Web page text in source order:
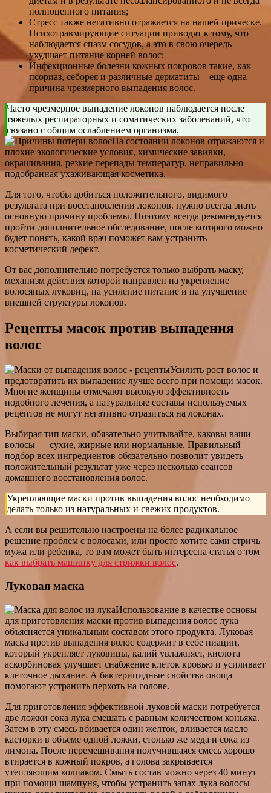
полноценного питания;
Стресс также негативно отражается на нашей прическе.
Психотравмирующие ситуации приводят к тому, что
наблюдается спазм сосудов, а это в свою очередь
ухудшает питание корней волос;
Инфекционные болезни кожных покровов такие, как
псориаз, себорея и различные дерматиты – еще одна
причина чрезмерного выпадения волос.
Часто чрезмерное выпадение локонов наблюдается после
тяжелых респираторных и соматических заболеваний, что
связано с общим ослаблением организма.
На состоянии локонов отражаются и
плохие экологические условия, химические завивки,
окрашивания, резкие перепады температур, неправильно
подобранная ухаживающая косметика.
Для того, чтобы добиться положительного, видимого
результата при восстановлении локонов, нужно всегда знать
основную причину проблемы. Поэтому всегда рекомендуется
пройти дополнительное обследование, после которого можно
будет понять, какой врач поможет вам устранить
косметический дефект.
От вас дополнительно потребуется только выбрать маску,
механизм действия которой направлен на укрепление
волосяных луковиц, на усиление питание и на улучшение
внешней структуры локонов.
Рецепты масок против выпадения
волос
Усилить рост волос и
предотвратить их выпадение лучше всего при помощи масок.
Многие женщины отмечают высокую эффективность
подобного лечения, а натуральные составы используемых
рецептов не могут негативно отразиться на локонах.
Выбирая тип маски, обязательно учитывайте, каковы ваши
волосы — сухие, жирные или нормальные. Правильный
подбор всех ингредиентов обязательно позволит увидеть
положительный результат уже через несколько сеансов
домашнего восстановления волос.
Укрепляющие маски против выпадения волос необходимо
делать только из натуральных и свежих продуктов.
А если вы решительно настроены на более радикальное
решение проблем с волосами, или просто хотите сами стричь
мужа или ребенка, то вам может быть интересна статья о том
как выбрать машинку для стрижки волос.
Луковая маска
Использование в качестве основы
для приготовления маски против выпадения волос лука
объясняется уникальным составом этого продукта. Луковая
маска против выпадения волос содержит в себе ниацин,
который укрепляет луковицы, калий увлажняет, кислота
аскорбиновая улучшает снабжение клеток кровью и усиливает
клеточное дыхание. А бактерицидные свойства овоща
помогают устранить перхоть на голове.
Для приготовления эффективной луковой маски потребуется
две ложки сока лука смешать с равным количеством коньяка.
Затем в эту смесь вбивается один желток, вливается масло
касторки в объеме одной ложки, столько же меда и сока из
лимона. После перемешивания получившаяся смесь хорошо
втирается в кожный покров, а голова закрывается
утепляющим колпаком. Смыть состав можно через 40 минут
при помощи шампуня, чтобы устранить запах лука волосы